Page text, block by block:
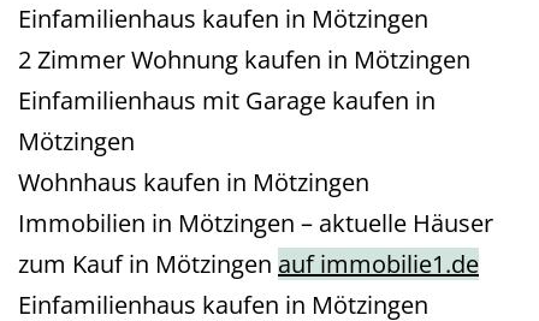
Einfamilienhaus kaufen in Mötzingen
2 Zimmer Wohnung kaufen in Mötzingen
Einfamilienhaus mit Garage kaufen in
Mötzingen
Wohnhaus kaufen in Mötzingen
Immobilien in Mötzingen – aktuelle Häuser
zum Kauf in Mötzingen auf immobilie1.de
Einfamilienhaus kaufen in Mötzingen